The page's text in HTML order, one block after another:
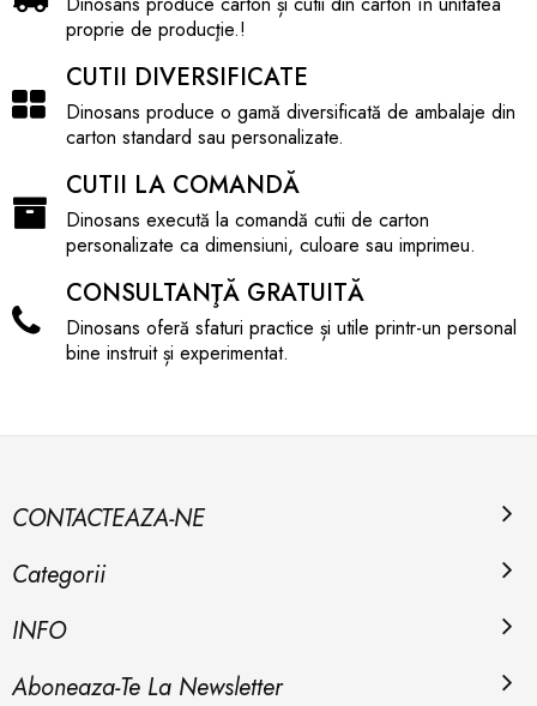
Culoare de finisaj: Natur (maro kraft standard)
primă reciclabilă în proporție de 100%, fiind
complet biodegradabil
proprie de producţie.!
CUTII DIVERSIFICATE
Dinosans produce o gamă diversificată de ambalaje din
carton standard sau personalizate.
CUTII LA COMANDĂ
Dinosans execută la comandă cutii de carton
personalizate ca dimensiuni, culoare sau imprimeu.
CONSULTANŢĂ GRATUITĂ
Dinosans oferă sfaturi practice și utile printr-un personal
bine instruit și experimentat.
CONTACTEAZA-NE
Categorii
INFO
Aboneaza-Te La Newsletter